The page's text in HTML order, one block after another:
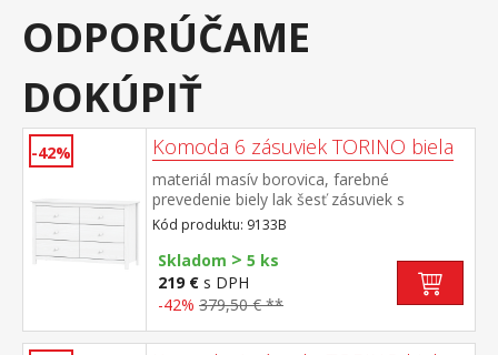
ODPORÚČAME
DOKÚPIŤ
-42% Komoda 6 zásuviek TORINO biela
materiál masív borovica, farebné
prevedenie biely lak šesť zásuviek s
kovovými pojazdmi rozmer zásuvky (š/h/v)
52 × 33 × 19 cm
Kód produktu: 9133B
Skladom > 5 ks
219 € s DPH
-42% 379,50 € **